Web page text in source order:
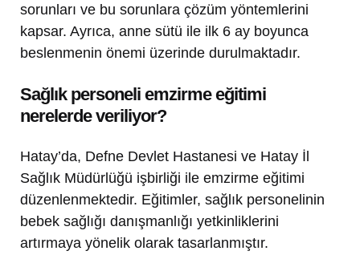
sorunları ve bu sorunlara çözüm yöntemlerini
kapsar. Ayrıca, anne sütü ile ilk 6 ay boyunca
beslenmenin önemi üzerinde durulmaktadır.
Sağlık personeli emzirme eğitimi
nerelerde veriliyor?
Hatay’da, Defne Devlet Hastanesi ve Hatay İl
Sağlık Müdürlüğü işbirliği ile emzirme eğitimi
düzenlenmektedir. Eğitimler, sağlık personelinin
bebek sağlığı danışmanlığı yetkinliklerini
artırmaya yönelik olarak tasarlanmıştır.